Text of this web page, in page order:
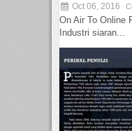
Oct 06, 2016
On Air To Online
Industri siaran...